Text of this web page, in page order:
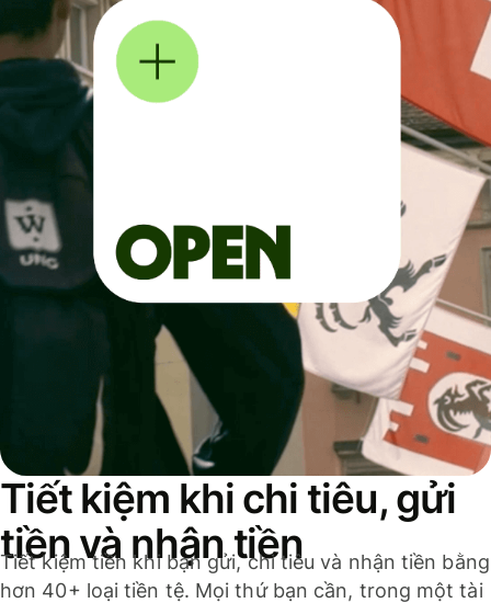
Tiết kiệm khi chi tiêu, gửi
tiền và nhận tiền
Tiết kiệm tiền khi bạn gửi, chi tiêu và nhận tiền bằng
hơn 40+ loại tiền tệ. Mọi thứ bạn cần, trong một tài